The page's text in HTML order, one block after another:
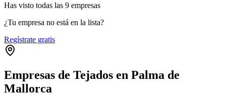
Has visto todas las 9 empresas
¿Tu empresa no está en la lista?
Regístrate gratis
Empresas de Tejados en Palma de
Mallorca